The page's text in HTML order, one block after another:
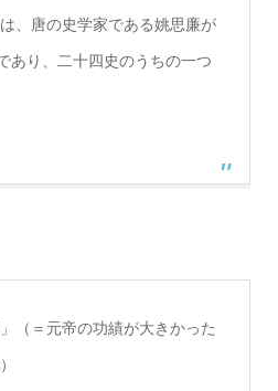
、唐の史学家である姚思廉が
あり、二十四史のうちの一つ
（＝元帝の功績が大きかった